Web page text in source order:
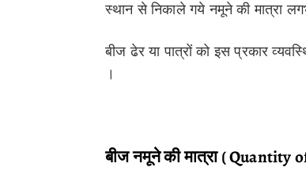
स्थान से निकाले गये नमूने की मात्रा
बीज ढेर या पात्रों को इस प्रकार
।
बीज नमूने की मात्रा ( Quantity